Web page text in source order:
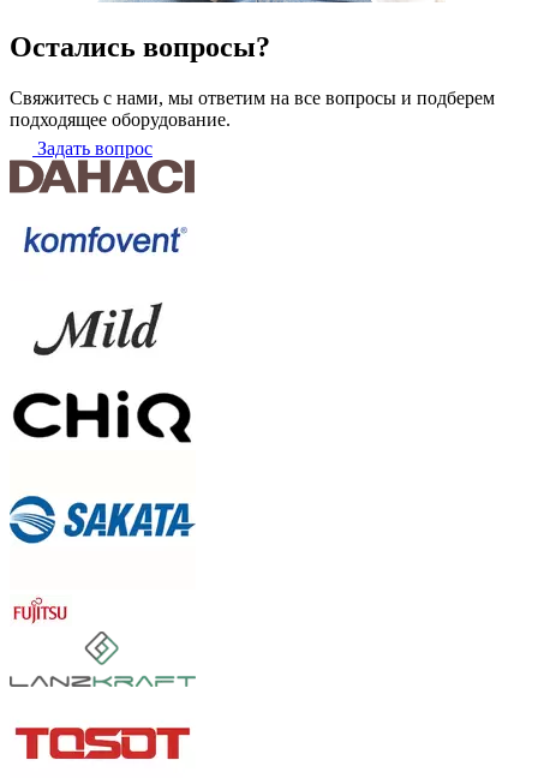
Остались вопросы?
Свяжитесь с нами, мы ответим на все вопросы и подберем
подходящее оборудование.
Задать вопрос